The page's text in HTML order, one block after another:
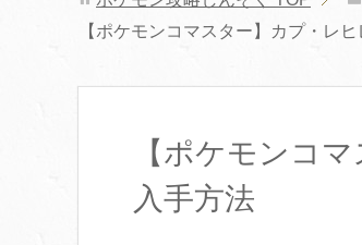
【ポケモンコマスター】カプ・レ
【ポケモンコ
入手方法